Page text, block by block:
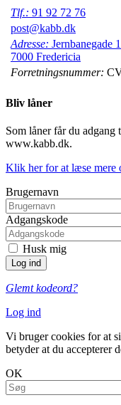
Tlf.: 91 92 72 76
post@kabb.dk
Adresse: Jernbanegade
7000 Fredericia
Forretningsnummer:
Bliv låner
Som låner får du adgang
www.kabb.dk.
Klik her for at læse mere
Brugernavn
Adgangskode
Husk mig
Glemt kodeord?
Log ind
Vi bruger cookies for at
betyder at du accepterer
OK